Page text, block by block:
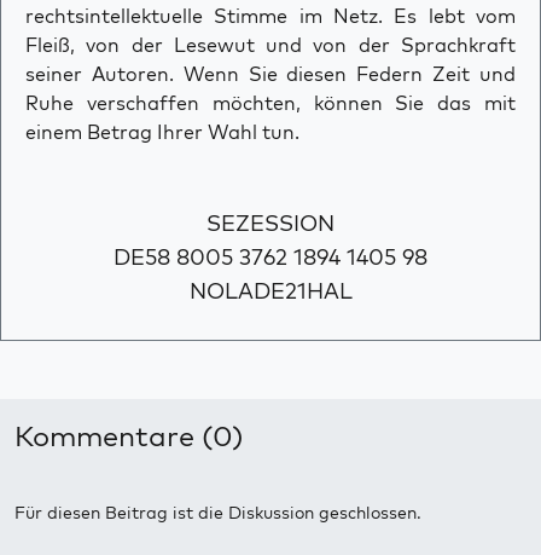
rechtsintellektuelle Stimme im Netz. Es lebt vom
Fleiß, von der Lesewut und von der Sprachkraft
seiner Autoren. Wenn Sie diesen Federn Zeit und
Ruhe verschaffen möchten, können Sie das mit
einem Betrag Ihrer Wahl tun.
SEZESSION
DE58 8005 3762 1894 1405 98
NOLADE21HAL
Kommentare (0)
Für diesen Beitrag ist die Diskussion geschlossen.